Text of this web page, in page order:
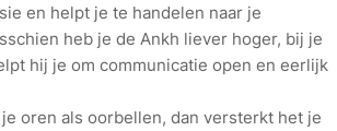
en helpt je te handelen naar je
heb je de Ankh liever hoger, bij je
hij je om communicatie open en eerlijk
oren als oorbellen, dan versterkt het je